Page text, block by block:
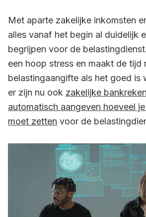
Met aparte zakelijke inkomsten
alles vanaf het begin al duidelijk
begrijpen voor de
een hoop stress en maakt de tijd
belastingaangifte als het goed is
er zijn nu ook zakelijke
automatisch aangeven hoeveel
moet zetten voor de